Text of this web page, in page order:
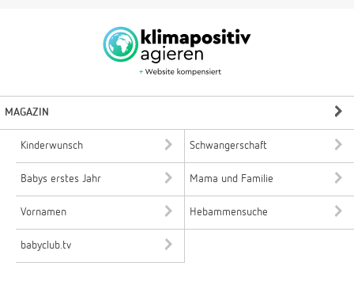
MAGAZIN
Kinderwunsch Schwangerschaft
Babys erstes Jahr Mama und Familie
Vornamen Hebammensuche
babyclub.tv